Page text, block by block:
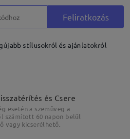
Feliratkozás
stílusokról és ajánlatokról
és Csere
esetén a szemüveg a
számított 60 napon belül
vagy kicserélhető.